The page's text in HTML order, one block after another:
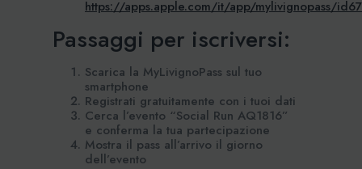
https://apps.apple.com/it/app/mylivignopass/
Passaggi per iscriversi:
Scarica la MyLivignoPass sul tuo
smartphone
Registrati gratuitamente con i tuoi dati
Cerca l’evento “Social Run AQ1816”
e conferma la tua partecipazione
Mostra il pass all’arrivo il giorno
dell’evento